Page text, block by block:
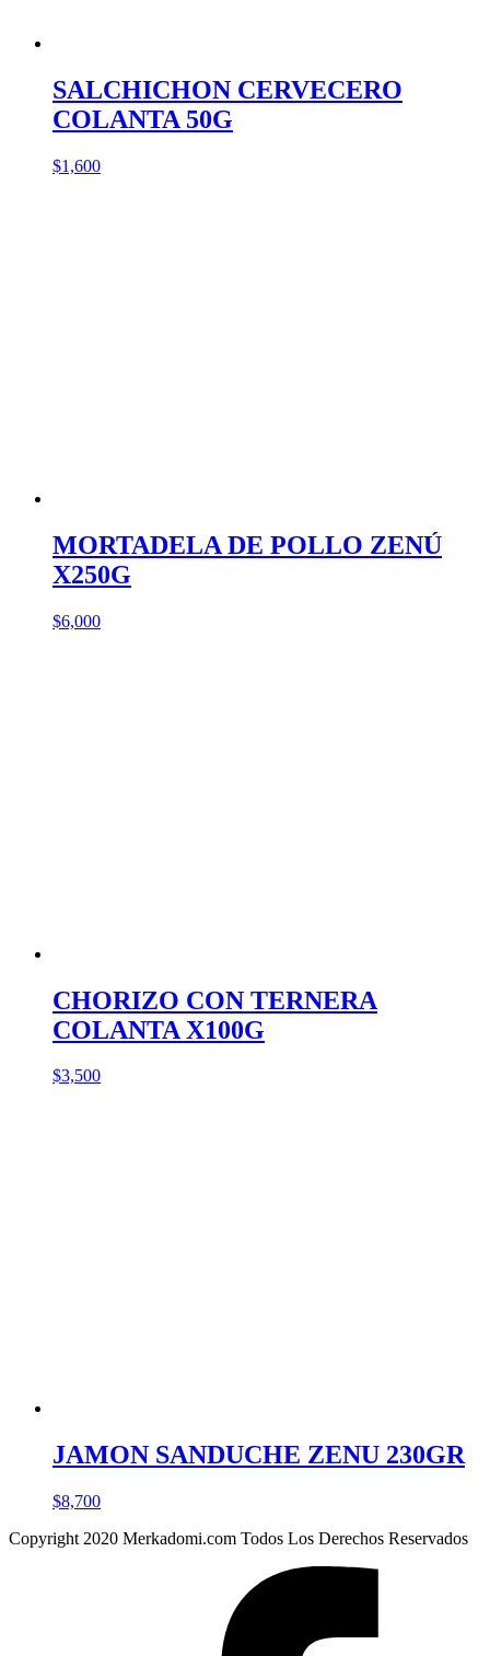
SALCHICHON CERVECERO
COLANTA 50G
$1,600
MORTADELA DE POLLO ZENÚ
X250G
$6,000
CHORIZO CON TERNERA
COLANTA X100G
$3,500
JAMON SANDUCHE ZENU 230GR
$8,700
Copyright 2020 Merkadomi.com Todos Los Derechos Reservados